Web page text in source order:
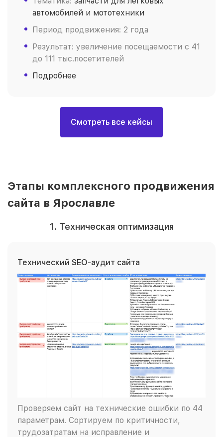
автомобилей и мототехники
Период продвижения: 2 года
Результат: увеличение посещаемости с 41
до 111 тыс.посетителей
Подробнее
Смотреть все кейсы
Этапы комплексного продвижения
сайта в Ярославле
1. Техническая оптимизация
Технический SEO-аудит сайта
Проверяем сайт на технические ошибки по 44
параметрам. Сортируем по критичности,
трудозатратам на исправление и